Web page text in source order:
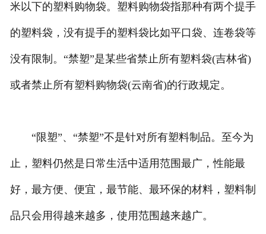
米以下的塑料购物袋。塑料购物袋指那种有两个提手
的塑料袋，没有提手的塑料袋比如平口袋、连卷袋等
没有限制。“禁塑”是某些省禁止所有塑料袋(吉林省)
或者禁止所有塑料购物袋(云南省)的行政规定。
“限塑”、“禁塑”不是针对所有塑料制品。至今为
止，塑料仍然是日常生活中适用范围最广，性能最
好，最方便、便宜，最节能、最环保的材料，塑料制
品只会用得越来越多，使用范围越来越广。